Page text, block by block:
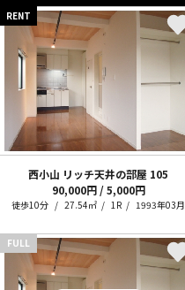
RENT
西小山 リッチ天井の部屋 105
90,000円 / 5,000円
徒歩10分 27.54㎡ 1R 1993年03月
FULL